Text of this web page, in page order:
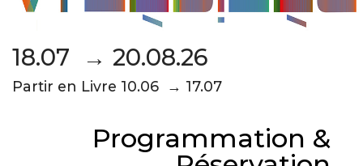
18.07 → 20.08.26
Partir en Livre 10.06 → 17.07
Programmation &